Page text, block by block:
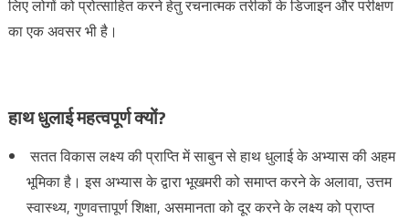
लिए लोगों को प्रोत्साहित करने हेतु रचनात्मक तरीकों के डिजाइन और परीक्षण
का एक अवसर भी है।
हाथ धुलाई महत्वपूर्ण क्यों?
सतत विकास लक्ष्य की प्राप्ति में साबुन से हाथ धुलाई के अभ्यास की अहम
भूमिका है। इस अभ्यास के द्वारा भूखमरी को समाप्त करने के अलावा, उत्तम
स्वास्थ्य, गुणवत्तापूर्ण शिक्षा, असमानता को दूर करने के लक्ष्य को प्राप्त